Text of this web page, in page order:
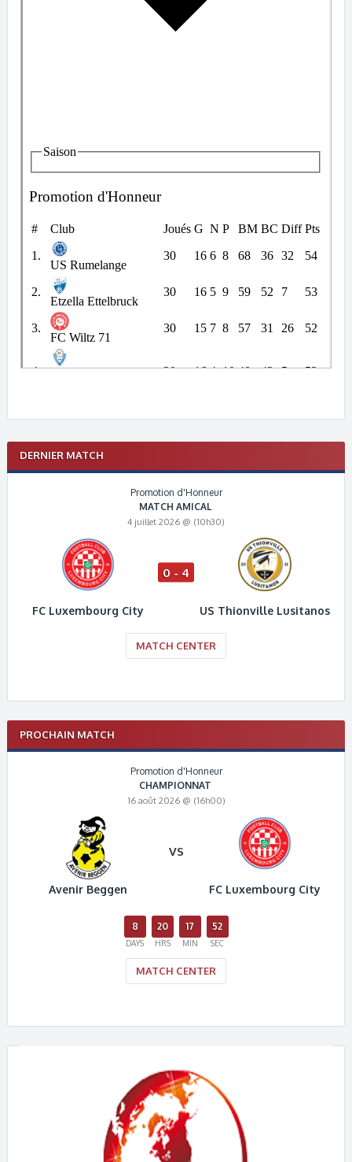
DERNIER MATCH
Promotion d'Honneur
MATCH AMICAL
4 juillet 2026 @ (10h30)
FC Luxembourg City
0 - 4
US Thionville Lusitanos
MATCH CENTER
PROCHAIN MATCH
Promotion d'Honneur
CHAMPIONNAT
16 août 2026 @ (16h00)
Avenir Beggen
VS
FC Luxembourg City
8
DAYS
20
HRS
17
MIN
51
SEC
MATCH CENTER